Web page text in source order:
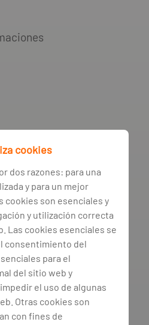
contratos de
a los
cookies
dos razones: para una
y para un mejor
cookies son esenciales y
y utilización correcta
Las cookies esenciales se
consentimiento del
para el
del sitio web y
el uso de algunas
Otras cookies son
con fines de